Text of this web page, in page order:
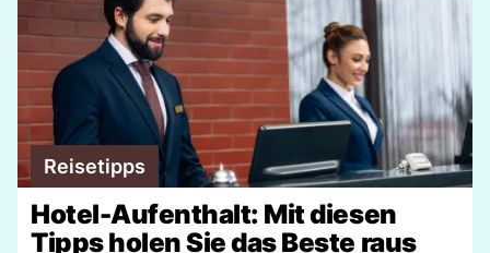
Reisetipps
Hotel-Aufenthalt: Mit diesen
Tipps holen Sie das Beste raus